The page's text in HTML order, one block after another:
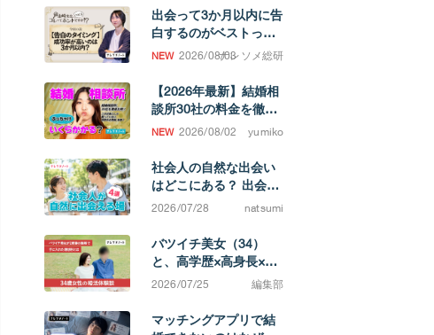
差
出会って3か月以内に告
白するのがベストって
ホント！？
2026/08/03ナレソメ総研
【2026年最新】結婚相
談所30社の料金を徹底
比較！ 成婚するまでの
2026/08/02 yumiko
社会人の自然な出会い
はどこにある？ 出会い
の場と、結婚を考えた
2026/07/28 natsumi
バツイチ美女（34）
と、高学歴×高身長×イ
ケメン（38）カップ
んなに違うのか」と実
2026/07/25 編集部
マッチングアプリで結